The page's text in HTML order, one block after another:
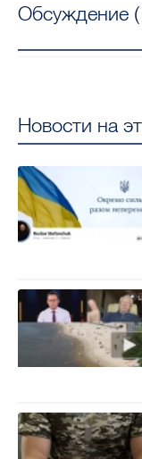
Обсуждение (
Новости на